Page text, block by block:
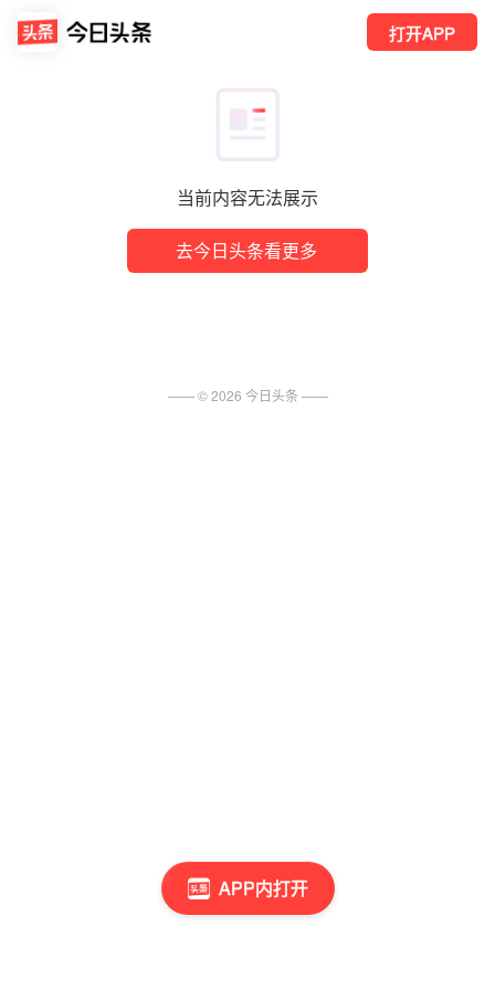
当前内容无法展示
去今日头条看更多
打开APP
APP内打开
—— ©2026 今日头条 ——